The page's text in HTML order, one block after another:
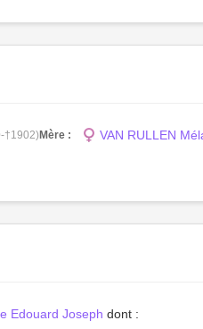
†1902)Mère : VAN RULLEN
Edouard Joseph dont :